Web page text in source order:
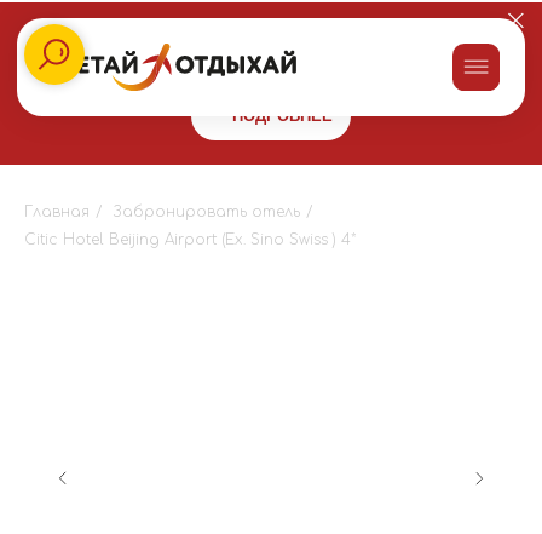
Заказывайте пироги для праздника со скидкой 10% в сети
пекарен"Машенькины пироги" и получайте бонус 10000 на
путешествие!
ПОДРОБНЕЕ
Главная / Забронировать отель /
Citic Hotel Beijing Airport (Ex. Sino Swiss ) 4*